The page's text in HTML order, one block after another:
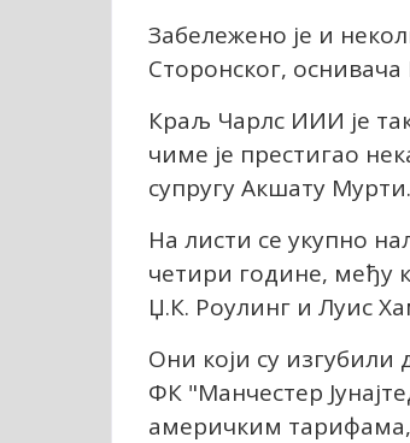
Забележено је и
Сторонског, оснивача
Краљ Чарлс ИИИ је
чиме је престигао
супругу Акшату Мурти.
На листи се укупно
четири године, међу
Џ.К. Роулинг и Луис
Они који су изгубили
ФК "Манчестер
америчким